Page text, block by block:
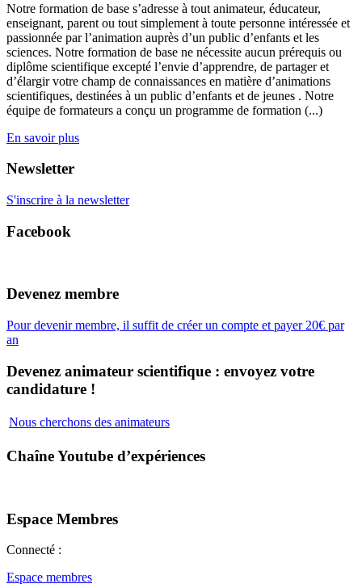
Notre formation de base s’adresse à tout animateur, éducateur,
enseignant, parent ou tout simplement à toute personne intéressée et
passionnée par l’animation auprès d’un public d’enfants et les
sciences. Notre formation de base ne nécessite aucun prérequis ou
diplôme scientifique excepté l’envie d’apprendre, de partager et
d’élargir votre champ de connaissances en matière d’animations
scientifiques, destinées à un public d’enfants et de jeunes . Notre
équipe de formateurs a conçu un programme de formation (...)
En savoir plus
Newsletter
S'inscrire à la newsletter
Facebook
Devenez membre
Pour devenir membre, il suffit de créer un compte et payer 20€ par
an
Devenez animateur scientifique : envoyez votre
candidature !
Nous cherchons des animateurs
Chaîne Youtube d’expériences
Espace Membres
Connecté :
Espace membres